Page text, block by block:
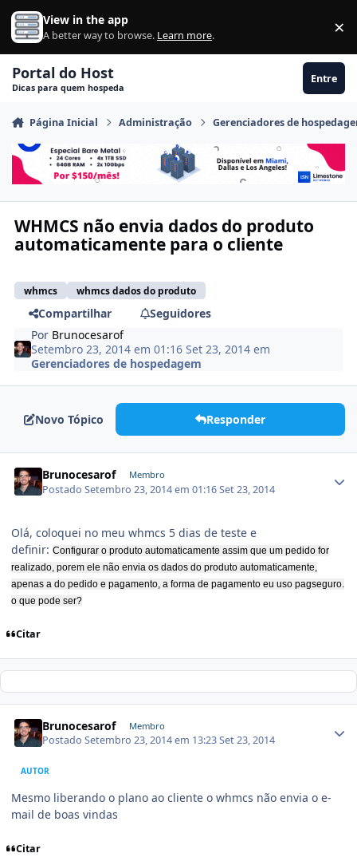
Ir para conteúdo
View in the app
A better way to browse. Learn more. ×
Portal do Host
Dicas para quem hospeda
Entre
Página Inicial Administração Gerenciadores de
WHMCS não envia dados do produto
automaticamente para o cliente
whmcs whmcs dados do produto
Compartilhar
Seguidores
Por Brunocesarof
Setembro 23, 2014 em 01:16Set 23, 2014 em
Gerenciadores de hospedagem
Novo Tópico Responder
Brunocesarof Membro
PostadoSetembro 23, 2014 em 01:16Set 23, 2014
Olá, coloquei no meu whmcs 5 dias de teste e
definir: Configurar o produto automaticamente assim que um pedido for
realizado, porem ele não envia os dados do produto automaticamente,
apenas a do pedido e pagamento, a forma de pagamento eu uso pagseguro.
o que pode ser?
Citar
Brunocesarof Membro
PostadoSetembro 23, 2014 em 13:23Set 23, 2014
AUTOR
Mesmo liberando o plano ao cliente o whmcs não envia o e-
mail de boas vindas
Citar